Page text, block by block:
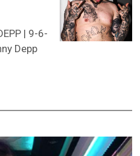
| 9-6-
Depp